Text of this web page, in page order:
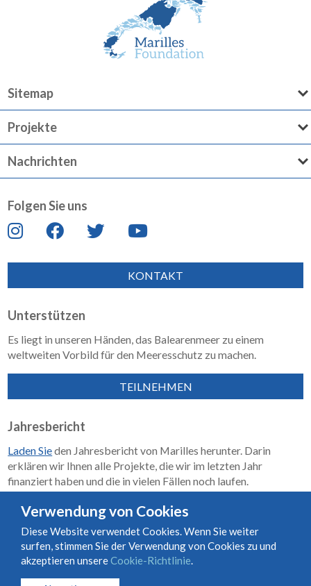
Sitemap
Projekte
Nachrichten
Folgen Sie uns
KONTAKT
Unterstützen
Es liegt in unseren Händen, das Balearenmeer zu einem
weltweiten Vorbild für den Meeresschutz zu machen.
TEILNEHMEN
Jahresbericht
Laden Sieden Jahresbericht von Marilles herunter. Darin
erklären wir Ihnen alle Projekte, die wir im letzten Jahr
finanziert haben und die in vielen Fällen noch laufen.
Wirkungsbericht 2018–2023
Nutzungs- und Vertragsbedingungen
Cookie-Richtlinie
Verwendung von Cookies
Diese Website verwendet Cookies. Wenn Sie weiter
surfen, stimmen Sie der Verwendung von Cookies zu und
akzeptieren unsereCookie-Richtlinie.